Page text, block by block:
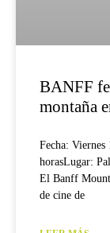
BANFF
montaña
Fecha: Viernes
horasLugar:
El Banff
de cine de